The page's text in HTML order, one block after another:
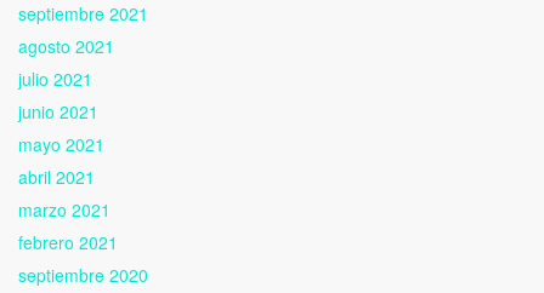
septiembre 2021
agosto 2021
julio 2021
junio 2021
mayo 2021
abril 2021
marzo 2021
febrero 2021
septiembre 2020